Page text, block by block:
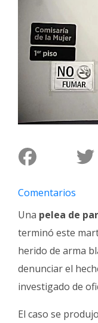
Deportes
Arte
Espectáculos
Policiales
Cartelera
de
Familia
Clasificados
Fúnebres
Comentarios
Una pelea de
terminó este
herido de arma
denunciar el
investigado de
El caso se